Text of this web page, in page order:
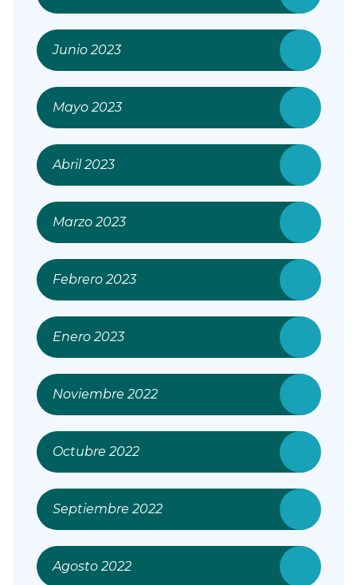
Junio 2023
Mayo 2023
Abril 2023
Marzo 2023
Febrero 2023
Enero 2023
Noviembre 2022
Octubre 2022
Septiembre 2022
Agosto 2022